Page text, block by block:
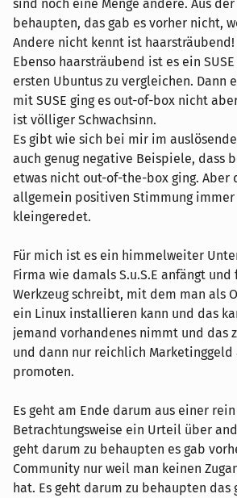
sind noch eine Menge andere. Aus
behaupten, das gab es vorher nicht,
Andere nicht kennt ist haarsträubend!
Ebenso haarsträubend ist es ein
ersten Ubuntus zu vergleichen. Dann
mit SUSE ging es out-of-box nicht
ist völliger Schwachsinn.
Es gibt wie sich bei mir im
auch genug negative Beispiele, dass
etwas nicht out-of-the-box ging. Aber
allgemein positiven Stimmung immer
kleingeredet.
Für mich ist es ein himmelweiter
Firma wie damals S.u.S.E anfängt
Werkzeug schreibt, mit dem man als
ein Linux installieren kann und das
jemand vorhandenes nimmt und das
und dann nur reichlich Marketinggeld
promoten.
Es geht am Ende darum aus einer
Betrachtungsweise ein Urteil über
geht darum zu behaupten es gab
Community nur weil man keinen
hat. Es geht darum zu behaupten das